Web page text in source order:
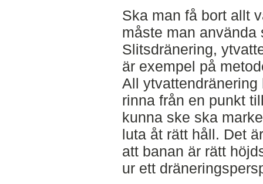
Ska man få bort allt
måste man
Slitsdränering,
är exempel på
All
rinna från en punkt
kunna ske ska
luta åt rätt håll. Det
att banan är rätt
ur ett